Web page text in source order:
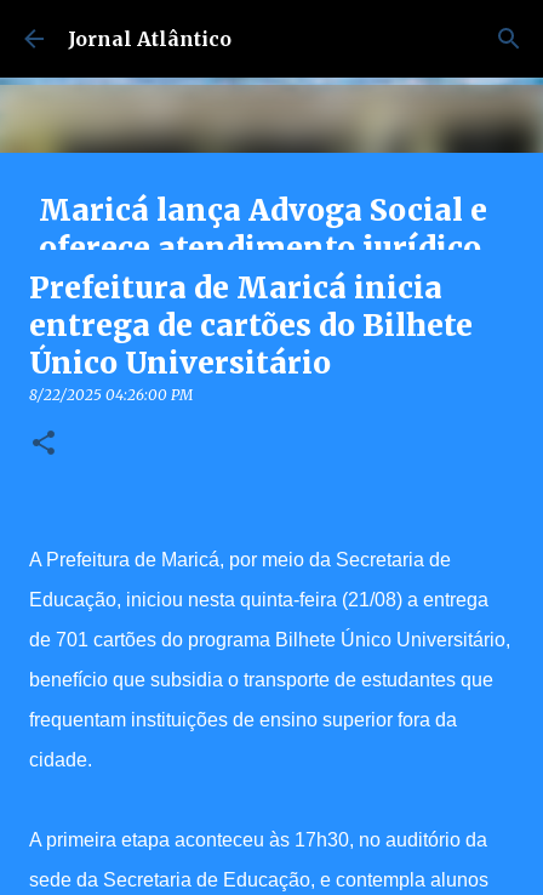
Pular para o conteúdo principal
Jornal Atlântico
Maricá lança Advoga Social e
oferece atendimento jurídico
gratuito e online 24h para
moradores
7/30/2026 04:53:00 PM
0
Prefeitura de Maricá inicia
entrega de cartões do Bilhete
Único Universitário
8/22/2025 04:26:00 PM
A Prefeitura de Maricá, por meio da Secretaria de
Educação, iniciou nesta quinta-feira (21/08) a entrega
de 701 cartões do programa Bilhete Único Universitário,
benefício que subsidia o transporte de estudantes que
frequentam instituições de ensino superior fora da
cidade.
A primeira etapa aconteceu às 17h30, no auditório da
sede da Secretaria de Educação, e contempla alunos